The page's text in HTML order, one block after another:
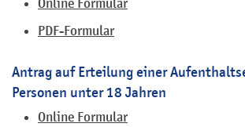
Online Formular
PDF-Formular
Antrag auf Erteilung einer
Personen unter 18 Jahren
Online Formular